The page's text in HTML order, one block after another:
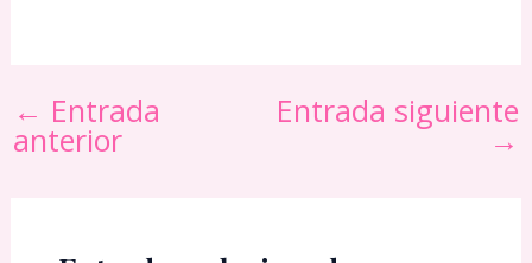
← Entrada
anterior
Entrada siguiente
→